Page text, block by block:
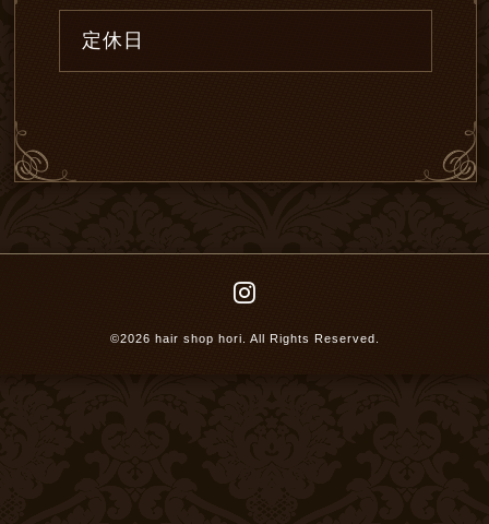
定休日
©2026 hair shop hori . All Rights Reserved.